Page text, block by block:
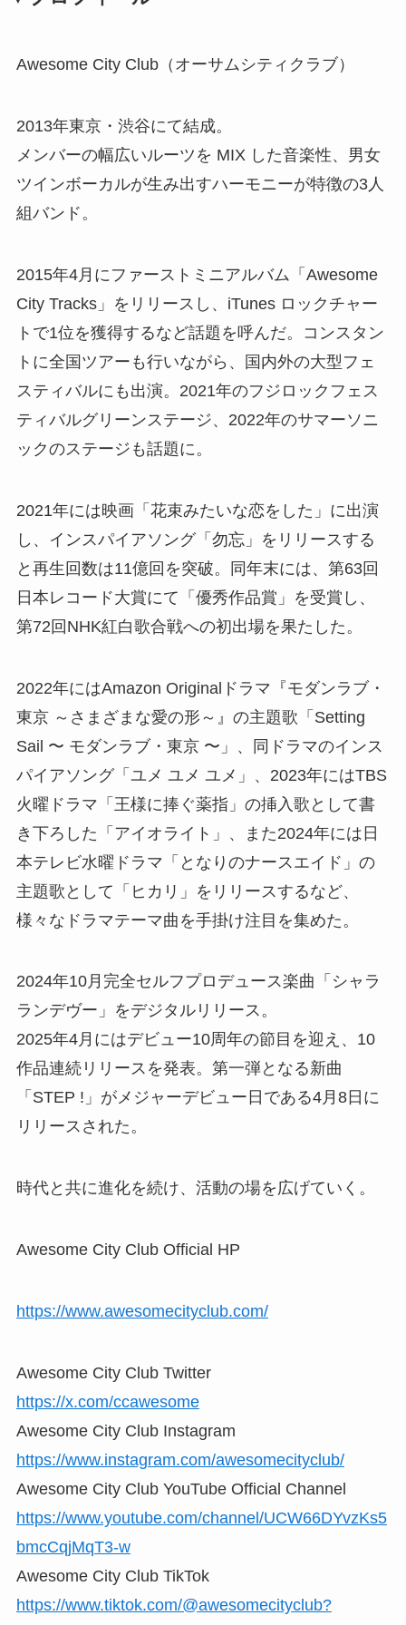
Awesome City Club（オーサムシティクラブ）
2013年東京・渋谷にて結成。
メンバーの幅広いルーツを MIX した音楽性、男女
ツインボーカルが生み出すハーモニーが特徴の3人
組バンド。
2015年4月にファーストミニアルバム「Awesome
City Tracks」をリリースし、iTunes ロックチャー
トで1位を獲得するなど話題を呼んだ。コンスタン
トに全国ツアーも行いながら、国内外の大型フェ
スティバルにも出演。2021年のフジロックフェス
ティバルグリーンステージ、2022年のサマーソニ
ックのステージも話題に。
2021年には映画「花束みたいな恋をした」に出演
し、インスパイアソング「勿忘」をリリースする
と再生回数は11億回を突破。同年末には、第63回
日本レコード大賞にて「優秀作品賞」を受賞し、
第72回NHK紅白歌合戦への初出場を果たした。
2022年にはAmazon Originalドラマ『モダンラブ・
東京 ～さまざまな愛の形～』の主題歌「Setting
Sail 〜 モダンラブ・東京 〜」、同ドラマのインス
パイアソング「ユメ ユメ ユメ」、2023年にはTBS
火曜ドラマ「王様に捧ぐ薬指」の挿入歌として書
き下ろした「アイオライト」、また2024年には日
本テレビ水曜ドラマ「となりのナースエイド」の
主題歌として「ヒカリ」をリリースするなど、
様々なドラマテーマ曲を手掛け注目を集めた。
2024年10月完全セルフプロデュース楽曲「シャラ
ランデヴー」をデジタルリリース。
2025年4月にはデビュー10周年の節目を迎え、10
作品連続リリースを発表。第一弾となる新曲
「STEP !」がメジャーデビュー日である4月8日に
リリースされた。
時代と共に進化を続け、活動の場を広げていく。
Awesome City Club Official HP
https://www.awesomecityclub.com/
Awesome City Club Twitter
https://x.com/ccawesome
Awesome City Club Instagram
https://www.instagram.com/awesomecityclub/
Awesome City Club YouTube Official Channel
https://www.youtube.com/channel/UCW66DYvzKs5
bmcCqjMqT3-w
Awesome City Club TikTok
https://www.tiktok.com/@awesomecityclub?